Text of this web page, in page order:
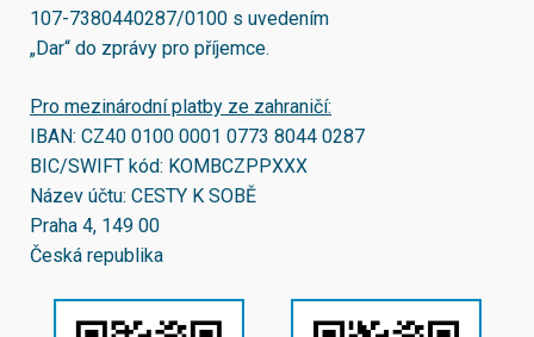
107-7380440287/0100 s uvedením
„Dar“ do zprávy pro příjemce.
Pro mezinárodní platby ze zahraničí:
IBAN: CZ40 0100 0001 0773 8044 0287
BIC/SWIFT kód: KOMBCZPPXXX
Název účtu: CESTY K SOBĚ
Praha 4, 149 00
Česká republika